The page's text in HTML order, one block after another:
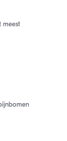
meest